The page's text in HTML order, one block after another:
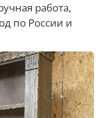
работа,
по России и